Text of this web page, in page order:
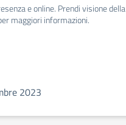
e online. Prendi visione della
maggiori informazioni.
2023